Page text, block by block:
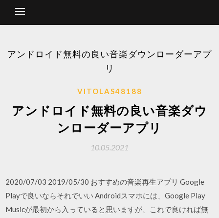
アンドロイド無料の良い音楽ダウンローダーアプ
リ
VITOLAS48188
アンドロイド無料の良い音楽ダウ
ンローダーアプリ
10.05.2021
2020/07/03 2019/05/30 おすすめの音楽再生アプリ Google
Playで良いならそれでいい Androidスマホには、Google Play
Musicが最初から入っていると思いますが、これで良ければ無